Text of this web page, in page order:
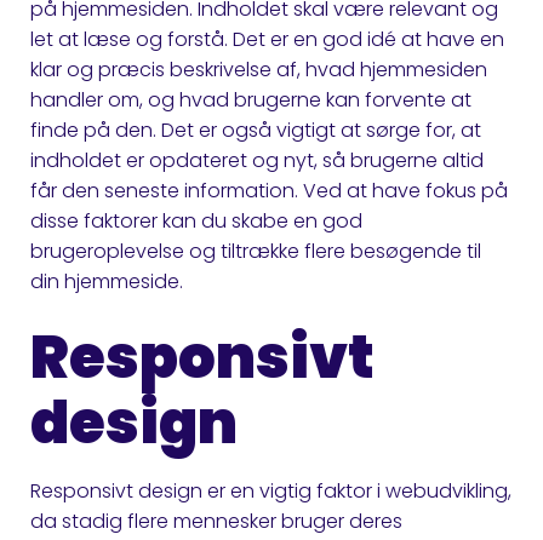
på hjemmesiden. Indholdet skal være relevant og
let at læse og forstå. Det er en god idé at have en
klar og præcis beskrivelse af, hvad hjemmesiden
handler om, og hvad brugerne kan forvente at
finde på den. Det er også vigtigt at sørge for, at
indholdet er opdateret og nyt, så brugerne altid
får den seneste information. Ved at have fokus på
disse faktorer kan du skabe en god
brugeroplevelse og tiltrække flere besøgende til
din hjemmeside.
Responsivt
design
Responsivt design er en vigtig faktor i webudvikling,
da stadig flere mennesker bruger deres